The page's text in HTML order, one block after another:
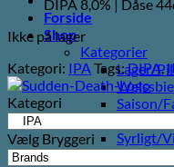
Forside
Shop
Kategorier
Lager/
Saison/
Syrligt/
Mjød/
DIPA 8,0% | Dåse
Ikke på lager
Kategori: IPA Tags:DIPA,
Kategori
Vælg Bryggeri